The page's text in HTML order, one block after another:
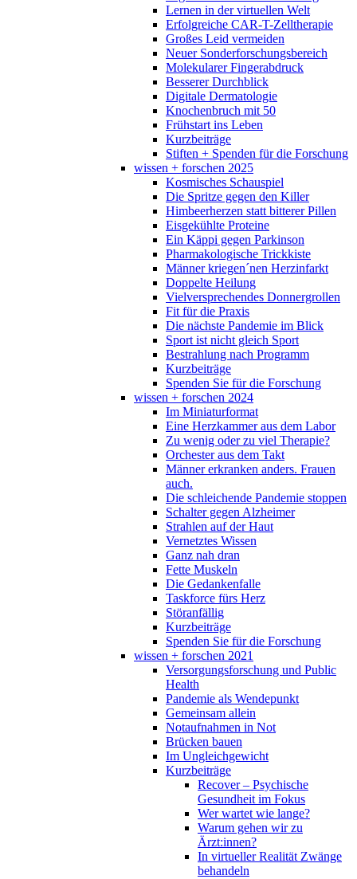
Lernen in der virtuellen Welt
Erfolgreiche CAR-T-Zelltherapie
Großes Leid vermeiden
Neuer Sonderforschungsbereich
Molekularer Fingerabdruck
Besserer Durchblick
Digitale Dermatologie
Knochenbruch mit 50
Frühstart ins Leben
Kurzbeiträge
Stiften + Spenden für die Forschung
wissen + forschen 2025
Kosmisches Schauspiel
Die Spritze gegen den Killer
Himbeerherzen statt bitterer Pillen
Eisgekühlte Proteine
Ein Käppi gegen Parkinson
Pharmakologische Trickkiste
Männer kriegen´nen Herzinfarkt
Doppelte Heilung
Vielversprechendes Donnergrollen
Fit für die Praxis
Die nächste Pandemie im Blick
Sport ist nicht gleich Sport
Bestrahlung nach Programm
Kurzbeiträge
Spenden Sie für die Forschung
wissen + forschen 2024
Im Miniaturformat
Eine Herzkammer aus dem Labor
Zu wenig oder zu viel Therapie?
Orchester aus dem Takt
Männer erkranken anders. Frauen
auch.
Die schleichende Pandemie stoppen
Schalter gegen Alzheimer
Strahlen auf der Haut
Vernetztes Wissen
Ganz nah dran
Fette Muskeln
Die Gedankenfalle
Taskforce fürs Herz
Störanfällig
Kurzbeiträge
Spenden Sie für die Forschung
wissen + forschen 2021
Versorgungsforschung und Public
Health
Pandemie als Wendepunkt
Gemeinsam allein
Notaufnahmen in Not
Brücken bauen
Im Ungleichgewicht
Kurzbeiträge
Recover – Psychische
Gesundheit im Fokus
Wer wartet wie lange?
Warum gehen wir zu
Ärzt:innen?
In virtueller Realität Zwänge
behandeln